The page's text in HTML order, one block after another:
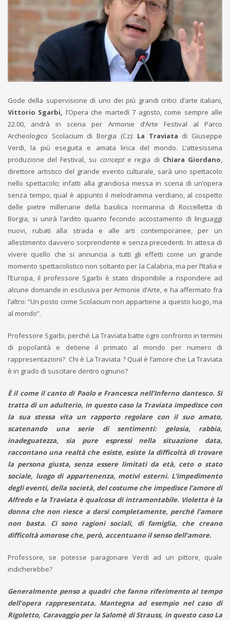
Gode della supervisione di uno dei più grandi critici d’arte italiani,
Vittorio Sgarbi, l’Opera che martedì 7 agosto, come sempre alle
22.00, andrà in scena per Armonie d’Arte Festival al Parco
Archeologico Scolacium di Borgia (Cz): La Traviata di Giuseppe
Verdi, la più eseguita e amata lirica del mondo. L’attesissima
produzione del Festival, su concepte regia di Chiara Giordano,
direttore artistico del grande evento culturale, sarà uno spettacolo
nello spettacolo; infatti alla grandiosa messa in scena di un’opera
senza tempo, qual è appunto il melodramma verdiano, al cospetto
delle pietre millenarie della basilica normanna di Roccelletta di
Borgia, si unirà l’ardito quanto fecondo accostamento di linguaggi
nuovi, rubati alla strada e alle arti contemporanee, per un
allestimento davvero sorprendente e senza precedenti. In attesa di
vivere quello che si annuncia a tutti gli effetti come un grande
momento spettacolistico non soltanto per la Calabria, ma per l’Italia e
l’Europa, il professore Sgarbi è stato disponibile a rispondere ad
alcune domande in esclusiva per Armonie d’Arte, e ha affermato fra
l’altro: “Un posto come Scolacium non appartiene a questo luogo, ma
al mondo”.
Professore Sgarbi, perché La Traviata batte ogni confronto in termini
di popolarità e detiene il primato al mondo per numero di
rappresentazioni? Chi è La Traviata ? Qual è l’amore che La Traviata
è in grado di suscitare dentro ognuno?
È il come il canto di Paolo e Francesca nell’Inferno dantesco. Si
tratta di un adulterio, in questo caso la Traviata impedisce con
la sua stessa vita un rapporto regolare con il suo amato,
scatenando una serie di sentimenti: gelosia, rabbia,
inadeguatezza, sia pure espressi nella situazione data,
raccontano una realtà che esiste, esiste la difficoltà di trovare
la persona giusta, senza essere limitati da età, ceto o stato
sociale, luogo di appartenenza, motivi esterni. L’impedimento
degli eventi, della società, del costume che impedisce l’amore di
Alfredo e la Traviata è qualcosa di intramontabile. Violetta è la
donna che non riesce a darsi completamente, perché l’amore
non basta. Ci sono ragioni sociali, di famiglia, che creano
difficoltà amorose che, però, accentuano il senso dell’amore.
Professore, se potesse paragonare Verdi ad un pittore, quale
indicherebbe?
Generalmente penso a quadri che fanno riferimento al tempo
dell’opera rappresentata. Mantegna ad esempio nel caso di
Rigoletto, Caravaggio per la Salomè di Strauss, in questo caso La